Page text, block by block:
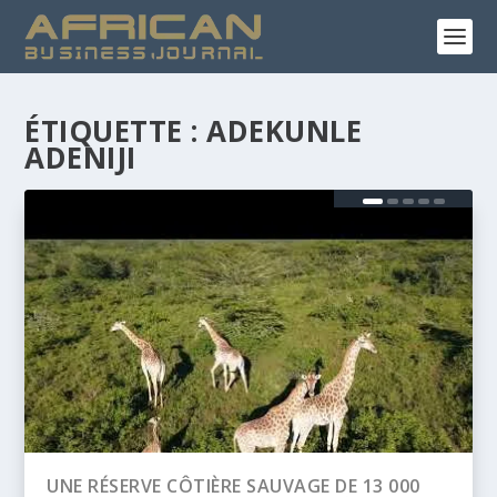
ÉTIQUETTE :ADEKUNLE
ADENIJI
BANQUE AFRICAINE DE DÉVELOPPEMENT